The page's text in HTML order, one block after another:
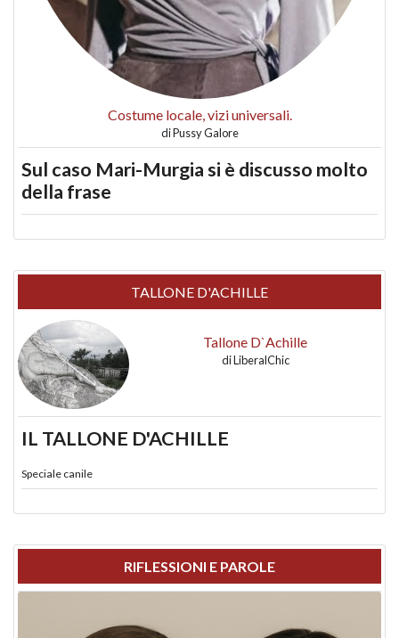
Costume locale, vizi universali.
diPussy Galore
Sul caso Mari-Murgia si è discusso molto
della frase
TALLONE D'ACHILLE
Tallone D`Achille
diLiberalChic
IL TALLONE D'ACHILLE
Speciale canile
RIFLESSIONI E PAROLE